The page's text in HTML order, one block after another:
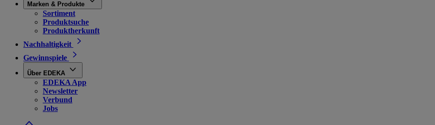
Marken & Produkte
Sortiment
Produktsuche
Produktherkunft
Nachhaltigkeit
Gewinnspiele
Über EDEKA
EDEKA App
Newsletter
Verbund
Jobs